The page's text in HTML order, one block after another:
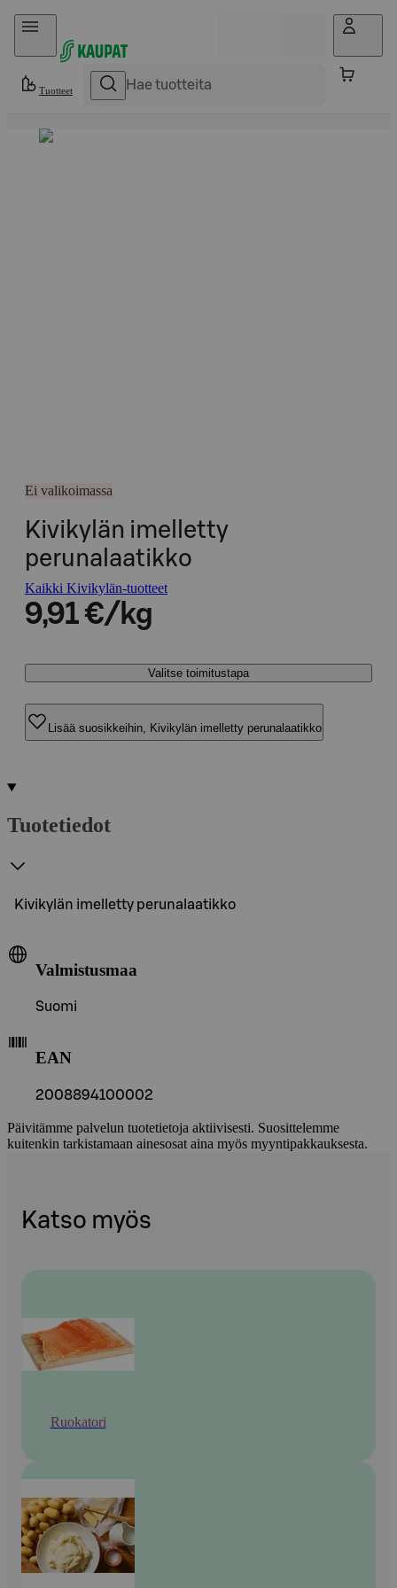
Hyppää sisältöön
Tuotteet
Ei valikoimassa
Kivikylän imelletty
perunalaatikko
Kaikki Kivikylän-tuotteet
9,91 €/kg
Valitse toimitustapa
Lisää suosikkeihin, Kivikylän imelletty perunalaatikko
Tuotetiedot
Kivikylän imelletty perunalaatikko
Valmistusmaa
Suomi
EAN
2008894100002
Päivitämme palvelun tuotetietoja aktiivisesti. Suosittelemme
kuitenkin tarkistamaan ainesosat aina myös myyntipakkauksesta.
Katso myös
Ruokatori